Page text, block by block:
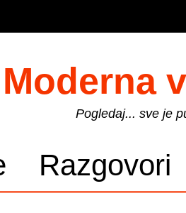
Moderna
Pogledaj... sve je
Razgovori